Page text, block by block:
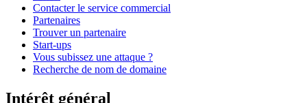
Contacter le service commercial
Partenaires
Trouver un partenaire
Start-ups
Vous subissez une attaque ?
Recherche de nom de domaine
Intérêt général